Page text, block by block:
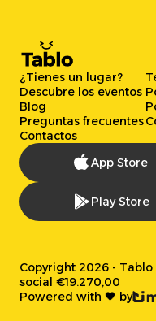
¿Tienes un lugar?
Descubre los eventos
Blog
Preguntas frecuentes
Contactos
App Store
Play Store
Copyright 2026 - Tablo
social €19.270,00
Powered with 🖤 by